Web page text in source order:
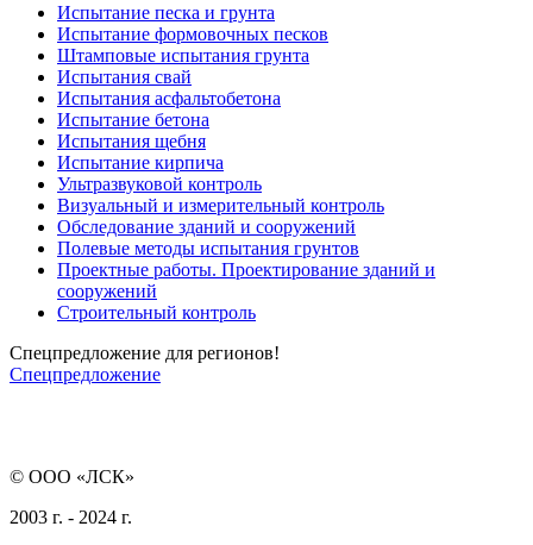
Испытание песка и грунта
Испытание формовочных песков
Штамповые испытания грунта
Испытания свай
Испытания асфальтобетона
Испытание бетона
Испытания щебня
Испытание кирпича
Ультразвуковой контроль
Визуальный и измерительный контроль
Обследование зданий и сооружений
Полевые методы испытания грунтов
Проектные работы. Проектирование зданий и
сооружений
Строительный контроль
Спецпредложение для регионов!
Спецпредложение
© ООО «ЛСК»
2003 г. - 2024 г.